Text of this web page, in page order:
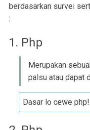
berdasarkan survei
:
1. Php
Merupakan
palsu atau dapat
Dasar lo cewe